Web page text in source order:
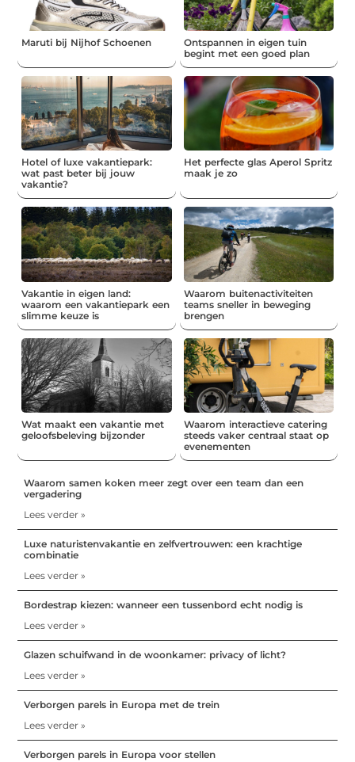
Maruti bij Nijhof Schoenen
Ontspannen in eigen tuin
begint met een goed plan
Hotel of luxe vakantiepark:
wat past beter bij jouw
vakantie?
Het perfecte glas Aperol Spritz
maak je zo
Vakantie in eigen land:
waarom een vakantiepark een
slimme keuze is
Waarom buitenactiviteiten
teams sneller in beweging
brengen
Wat maakt een vakantie met
geloofsbeleving bijzonder
Waarom interactieve catering
steeds vaker centraal staat op
evenementen
Waarom samen koken meer zegt over een team dan een
vergadering
Lees verder »
Luxe naturistenvakantie en zelfvertrouwen: een krachtige
combinatie
Lees verder »
Bordestrap kiezen: wanneer een tussenbord echt nodig is
Lees verder »
Glazen schuifwand in de woonkamer: privacy of licht?
Lees verder »
Verborgen parels in Europa met de trein
Lees verder »
Verborgen parels in Europa voor stellen